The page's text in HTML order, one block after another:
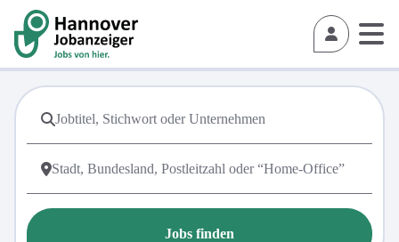
Jobs finden